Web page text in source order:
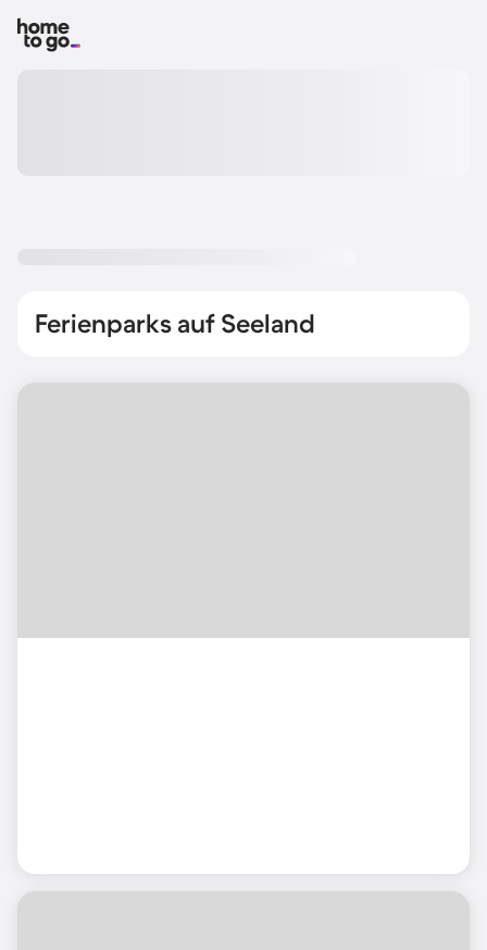
Ferienparks auf Seeland